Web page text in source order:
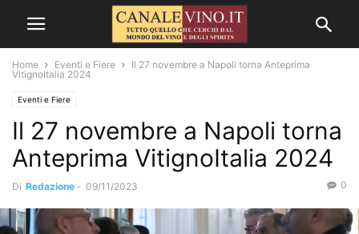
Home Eventi e Fiere
Il 27 novembre a Napoli torna Anteprima
VitignoItalia 2024
Eventi e Fiere
Il 27 novembre a Napoli torna
Anteprima VitignoItalia 2024
Di Redazione - 09/11/2023 0